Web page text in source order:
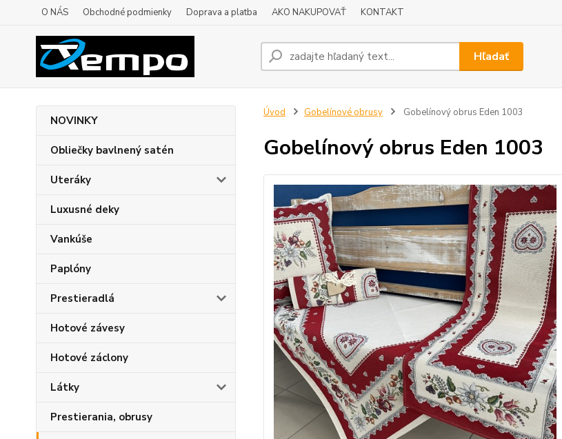
O NÁS Obchodné podmienky Doprava a platba AKO NAKUPOVAŤ KONTAKT
Hľadať
NOVINKY
Obliečky bavlnený satén
Uteráky
Luxusné deky
Vankúše
Paplóny
Prestieradlá
Hotové závesy
Hotové záclony
Látky
Prestierania, obrusy
Úvod Gobelínové obrusy Gobelínový obrus Eden 1003
Gobelínový obrus Eden 1003